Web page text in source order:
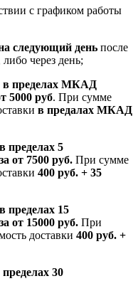
с графиком работы
следующий день после
либо через день;
в пределах МКАД
5000 руб. При сумме
в предалах МКАД
в пределах 5
от 7500 руб. При сумме
400 руб. + 35
15
от 15000 руб. При
доставки 400 руб. +
30